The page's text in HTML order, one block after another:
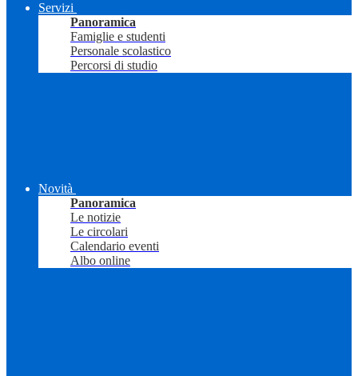
Servizi
Panoramica
Famiglie e studenti
Personale scolastico
Percorsi di studio
Novità
Panoramica
Le notizie
Le circolari
Calendario eventi
Albo online